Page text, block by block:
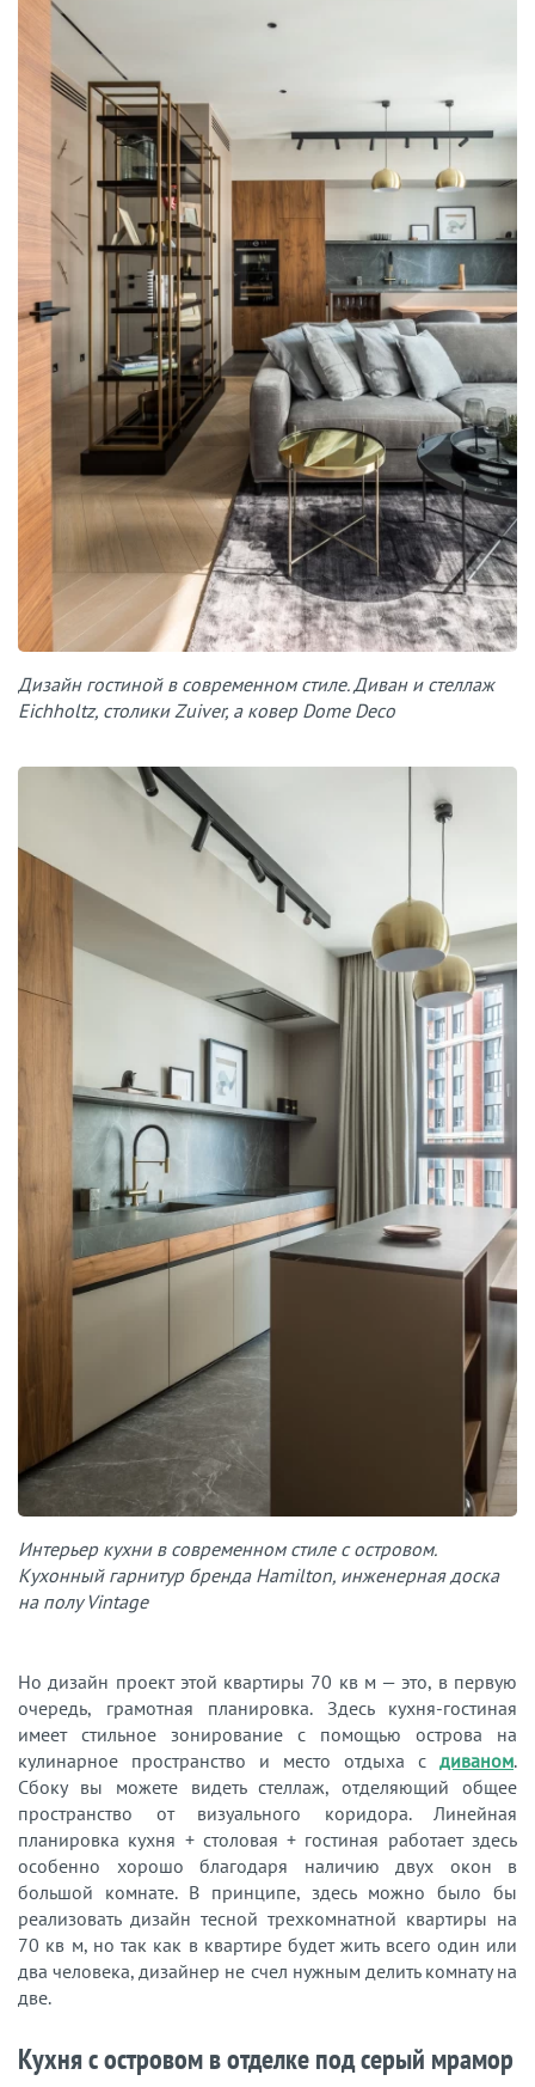
Дизайн гостиной в современном стиле. Диван и стеллаж
Eichholtz, столики Zuiver, а ковер Dome Deco
Интерьер кухни в современном стиле с островом.
Кухонный гарнитур бренда Hamilton, инженерная доска
на полу Vintage
Но дизайн проект этой квартиры 70 кв м — это, в первую
очередь, грамотная планировка. Здесь кухня-гостиная
имеет стильное зонирование с помощью острова на
кулинарное пространство и место отдыха с диваном.
Сбоку вы можете видеть стеллаж, отделяющий общее
пространство от визуального коридора. Линейная
планировка кухня + столовая + гостиная работает здесь
особенно хорошо благодаря наличию двух окон в
большой комнате. В принципе, здесь можно было бы
реализовать дизайн тесной трехкомнатной квартиры на
70 кв м, но так как в квартире будет жить всего один или
два человека, дизайнер не счел нужным делить комнату на
две.
Кухня с островом в отделке под серый мрамор